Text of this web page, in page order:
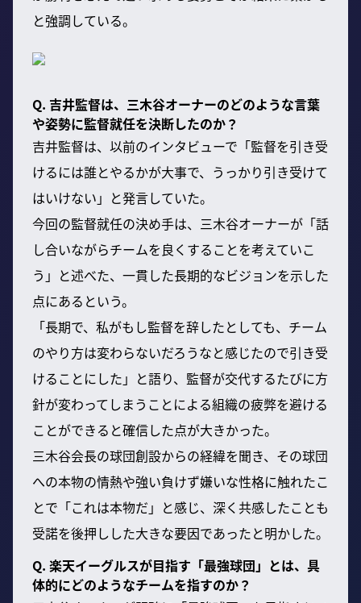
と強調している。
Q. 吉井監督は、三木谷オーナーのどのような言葉
や姿勢に監督就任を決断したのか？
吉井監督は、以前のインタビューで「監督を引き受
けるには誰とやるかが大事で、うっかり引き受けて
はいけない」と発言していた。
今回の監督就任の決め手は、三木谷オーナーが「話
し合いながらチームを良くすることを考えていこ
う」と述べた、一貫した長期的なビジョンを示した
点にあるという。
「長期で、私がもし監督を辞したとしても、チーム
のやり方は変わらないだろうなと感じたので引き受
けることにした」と語り、監督が交代するたびに方
針が変わってしまうことによる組織の疲弊を避ける
ことができると確信した点が大きかった。
三木谷会長の球団創設からの経緯を聞き、その球団
への本物の情熱や強い負けず嫌いな性格に触れたこ
とで「これは本物だ」と感じ、深く共感したことも
受諾を後押しした大きな要因であったと明かした。
Q. 楽天イーグルスが目指す「最強球団」とは、具
体的にどのようなチームを指すのか？